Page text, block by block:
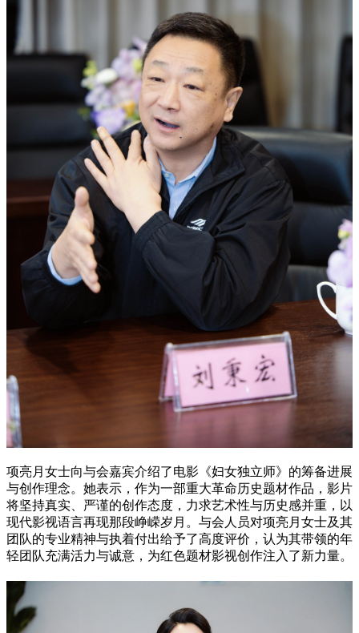
项亮月女士向与会嘉宾介绍了电影《妇女独立师》的筹备进展
与创作理念。她表示，作为一部重大革命历史题材作品，影片
将坚持真实、严谨的创作态度，力求艺术性与历史感并重，以
现代影视语言再现那段峥嵘岁月。与会人员对项亮月女士及其
团队的专业精神与执着付出给予了高度评价，认为其带领的年
轻团队充满活力与诚意，为红色题材影视创作注入了新力量。